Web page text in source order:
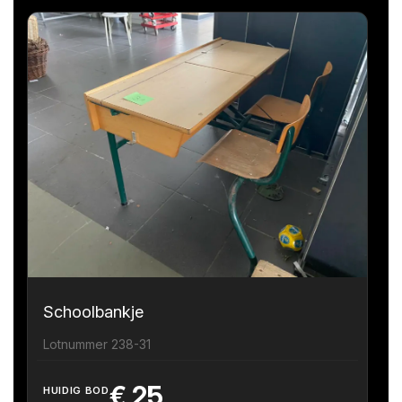
Schoolbankje
Lotnummer 238-31
HUIDIG BOD